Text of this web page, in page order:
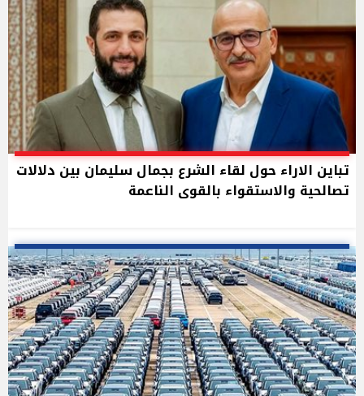
تباين الاراء حول لقاء الشرع بجمال سليمان بين دلالات
تصالحية والاستقواء بالقوى الناعمة